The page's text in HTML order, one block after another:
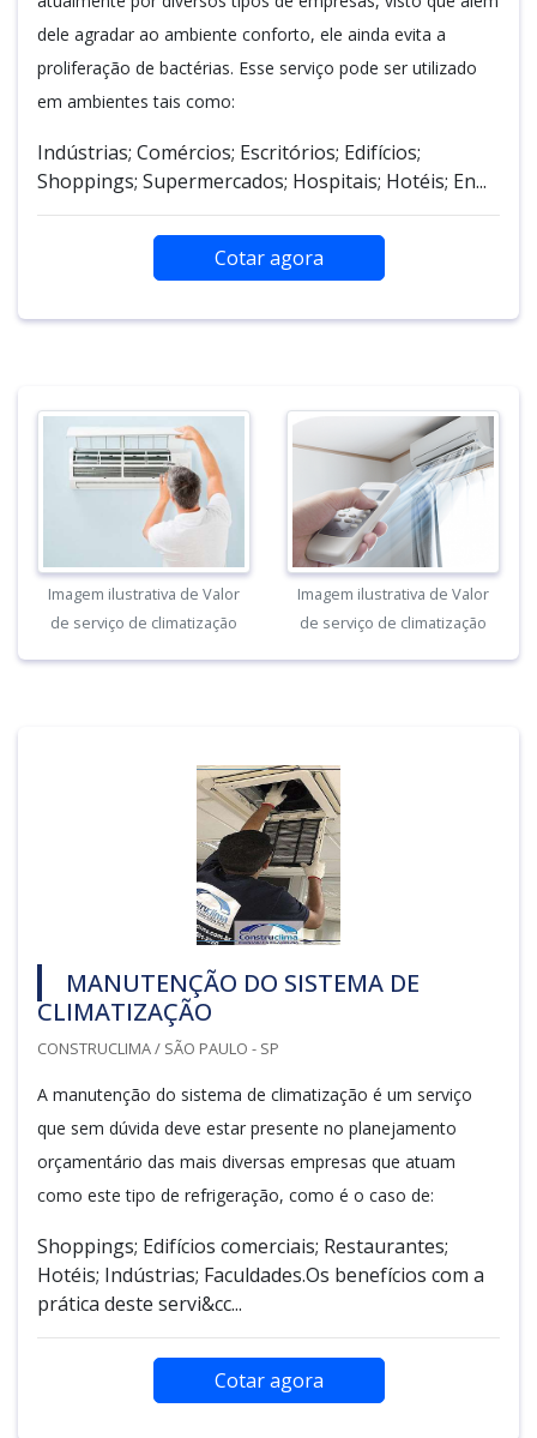
dele agradar ao ambiente conforto, ele ainda evita a
proliferação de bactérias. Esse serviço pode ser utilizado
em ambientes tais como:
Indústrias; Comércios; Escritórios; Edifícios;
Shoppings; Supermercados; Hospitais; Hotéis; En...
Cotar agora
Imagem ilustrativa de Valor
de serviço de climatização
Imagem ilustrativa de Valor
de serviço de climatização
MANUTENÇÃO DO SISTEMA DE
CLIMATIZAÇÃO
CONSTRUCLIMA / SÃO PAULO - SP
A manutenção do sistema de climatização é um serviço
que sem dúvida deve estar presente no planejamento
orçamentário das mais diversas empresas que atuam
como este tipo de refrigeração, como é o caso de:
Shoppings; Edifícios comerciais; Restaurantes;
Hotéis; Indústrias; Faculdades.Os benefícios com a
prática deste servi&cc...
Cotar agora